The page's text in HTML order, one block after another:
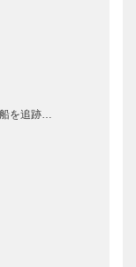
を追跡…